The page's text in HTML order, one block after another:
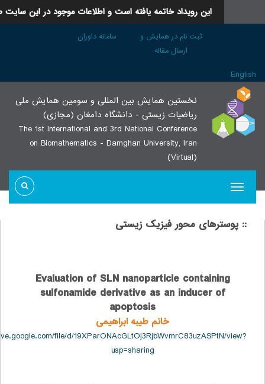
این رویداد خاتمه یافته است و اطلاعات موجود در این سایت صرفا جنبه
ثبت نام در همایش و
سامانه داوران
نخستین همایش بین المللی و سومین همایش ملی
ریاضیات زیستی - دانشگاه دامغان (مجازی)
The 1st International and 3rd National Conference
on Biomathematics - Damghan University, Iran
محور فیزیک زیستی
Evaluation of SLN nanoparticle
sulfonamide derivative as an inducer
apoptosis
خانم طیبه ابراهیمی
https://drive.google.com/file/d/
usp=sharing